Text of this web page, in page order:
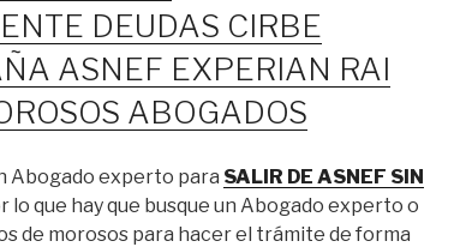
DEUDAS CIRBE
ASNEF EXPERIAN RAI
ABOGADOS
Abogado experto para SALIR DE ASNEF SIN
lo que hay que busque un Abogado experto o
de morosos para hacer el trámite de forma